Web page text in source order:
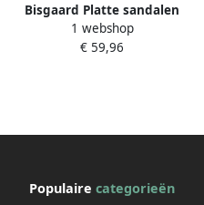
Bisgaard Platte sandalen
CARLY
1 webshop
€ 59,96
Populaire categorieën